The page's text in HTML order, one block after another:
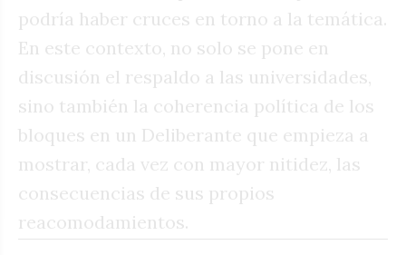
podría haber cruces en torno a la temática.
En este contexto, no solo se pone en
discusión el respaldo a las universidades,
sino también la coherencia política de los
bloques en un Deliberante que empieza a
mostrar, cada vez con mayor nitidez, las
consecuencias de sus propios
reacomodamientos.